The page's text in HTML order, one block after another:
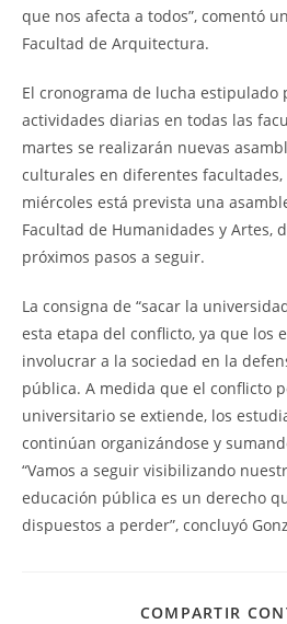
que nos afecta a todos”, comentó
Facultad de Arquitectura.
El cronograma de lucha estipulado
actividades diarias en todas las
martes se realizarán nuevas
culturales en diferentes
miércoles está prevista una
Facultad de Humanidades y Artes,
próximos pasos a seguir.
La consigna de “sacar la
esta etapa del conflicto, ya que los
involucrar a la sociedad en la
pública. A medida que el conflicto
universitario se extiende, los
continúan organizándose y
“Vamos a seguir visibilizando
educación pública es un derecho
dispuestos a perder”, concluyó
COMPARTIR